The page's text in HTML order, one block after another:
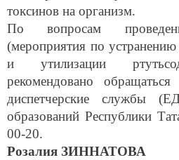
токсинов на организм.
По вопросам
(мероприятия по
и утилизации
рекомендовано
диспетчерские службы
образований Республики
00-20.
Розалия ЗИННАТОВА